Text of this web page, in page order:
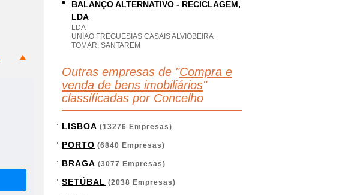
BALANÇO ALTERNATIVO - RECICLAGEM,
LDA
LDA
UNIAO FREGUESIAS CASAIS ALVIOBEIRA
TOMAR, SANTAREM
Outras empresas de "Compra e
venda de bens imobiliários"
classificadas por Concelho
LISBOA (13276 Empresas)
PORTO (6840 Empresas)
BRAGA (3077 Empresas)
SETÚBAL (2038 Empresas)